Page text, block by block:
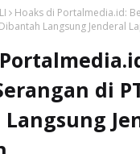
Hoaks di Portalmedia.id:
Langsung Jenderal
di